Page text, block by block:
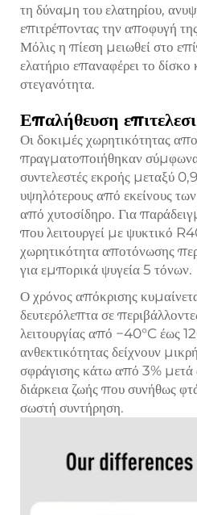
τη δύναμη του ελατηρίου,
επιτρέποντας την αποφυγή
Μόλις η πίεση μειωθεί στο
ελατήριο επαναφέρει το
στεγανότητα.
Επαλήθευση
Οι δοκιμές χωρητικότητας
πραγματοποιήθηκαν
συντελεστές εκροής μεταξύ
υψηλότερους από εκείνους
από χυτοσίδηρο. Για
που λειτουργεί με ψυκτικό
χωρητικότητα αποτόνωσης
για εμπορικά ψυγεία 5 τόνων.
Ο χρόνος απόκρισης
δευτερόλεπτα σε
λειτουργίας από −40°C έως
ανθεκτικότητας δείχνουν
σφράγισης κάτω από 3%
διάρκεια ζωής που συνήθως
σωστή συντήρηση.